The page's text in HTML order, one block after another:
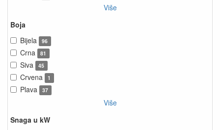
Više
Boja
Bijela
96
Crna 81
Siva 45
Crvena 1
Plava 37
Više
Snaga u kW